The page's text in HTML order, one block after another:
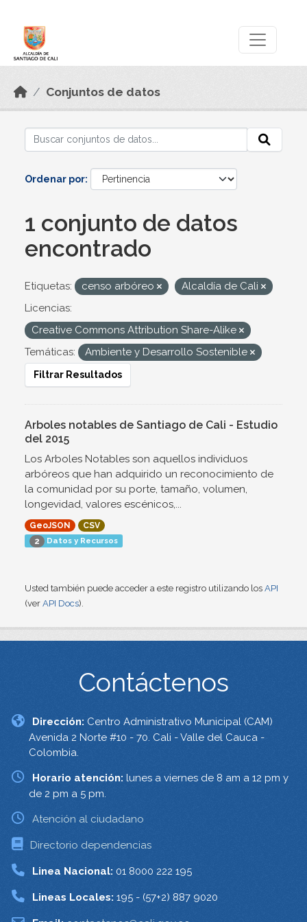
Conjuntos de datos
Ordenar por
1 conjunto de datos
encontrado
Etiquetas: censo arbóreo
Alcaldía de Cali
Licencias:
Creative Commons Attribution Share-Alike
Temáticas:
Ambiente y Desarrollo Sostenible
Filtrar Resultados
Arboles notables de Santiago de Cali - Estudio
del 2015
Los Arboles Notables son aquellos individuos
arbóreos que han adquirido un reconocimiento de
la comunidad por su porte, tamaño, volumen,
longevidad, valores escénicos,...
GeoJSON
CSV
2 Datos y Recursos
Usted también puede acceder a este registro utilizando los API
(ver API Docs).
Contáctenos
Dirección: Centro Administrativo Municipal (CAM)
Avenida 2 Norte #10 - 70. Cali - Valle del Cauca -
Colombia.
Horario atención: lunes a viernes de 8 am a 12 pm y
de 2 pm a 5 pm.
Atención al ciudadano
Directorio dependencias
Linea Nacional: 01 8000 222 195
Lineas Locales: 195 - (57+2) 887 9020